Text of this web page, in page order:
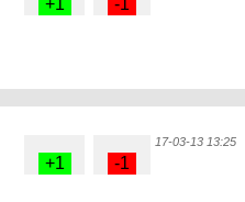
17-03-13 13:25